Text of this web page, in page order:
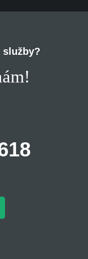
služby?